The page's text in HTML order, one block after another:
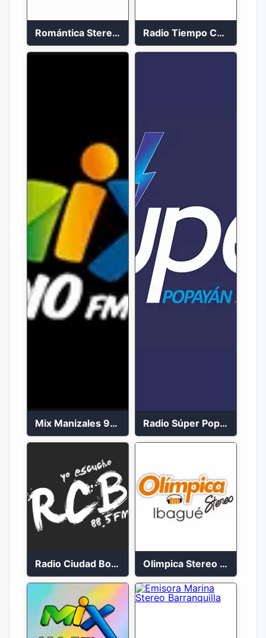
Romántica Stereo 88.1 FM Radio Tiempo Cali En Vivo 2023
Mix Manizales 95.1 FM en Vivo Radio Súper Popayán en vivo 2023
Radio Ciudad Bolívar 88.5 FM Olimpica Stereo Ibagué 94.3 FM